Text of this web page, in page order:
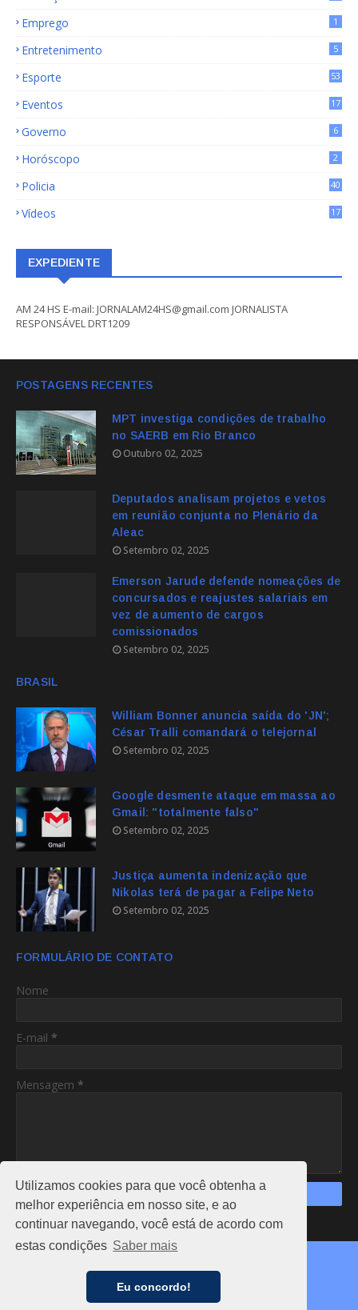
Utilizamos cookies para que você obtenha a
melhor experiência em nosso site, e ao
continuar navegando, você está de acordo com
estas condições Saber mais
Eu concordo!
Emprego 1
Entretenimento 5
Esporte 53
Eventos 17
Governo 6
Horóscopo 2
Policia 40
Vídeos 17
EXPEDIENTE
AM 24 HS E-mail: JORNALAM24HS@gmail.com JORNALISTA
RESPONSÁVEL DRT1209
POSTAGENS RECENTES
MPT investiga condições de trabalho
no SAERB em Rio Branco
Outubro 02, 2025
Deputados analisam projetos e vetos
em reunião conjunta no Plenário da
Aleac
Setembro 02, 2025
Emerson Jarude defende nomeações de
concursados e reajustes salariais em
vez de aumento de cargos
comissionados
Setembro 02, 2025
BRASIL
William Bonner anuncia saída do 'JN';
César Tralli comandará o telejornal
Setembro 02, 2025
Google desmente ataque em massa ao
Gmail: "totalmente falso"
Setembro 02, 2025
Justiça aumenta indenização que
Nikolas terá de pagar a Felipe Neto
Setembro 02, 2025
FORMULÁRIO DE CONTATO
Nome
E-mail *
Mensagem *
https://www.am24hs.com/
NOTÍCIAS FALE CONOSCO